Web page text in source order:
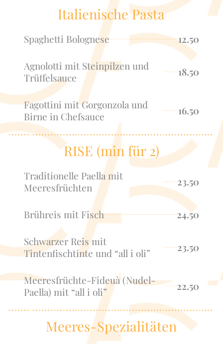
Italienische Pasta
Spaghetti Bolognese 12.50
Agnolotti mit Steinpilzen und
Trüffelsauce
18.50
Fagottini mit Gorgonzola und
Birne in Chefsauce
16.50
RISE (min für 2)
Traditionelle Paella mit
Meeresfrüchten
23.50
Brühreis mit Fisch 24.50
Schwarzer Reis mit
Tintenfischtinte und “all i oli”
23.50
Meeresfrüchte-Fideuà (Nudel-
Paella) mit “all i oli”
22.50
Meeres-Spezialitäten